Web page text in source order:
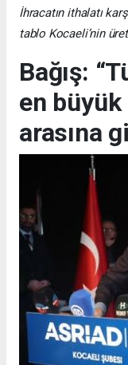
İhracatın ithalatı
tablo Kocaeli’nin
Bağış:
en
arasına